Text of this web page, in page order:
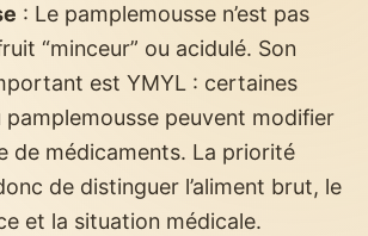
: Le pamplemousse n’est pas
“minceur” ou acidulé. Son
est YMYL : certaines
pamplemousse peuvent modifier
de médicaments. La priorité
de distinguer l’aliment brut, le
et la situation médicale.